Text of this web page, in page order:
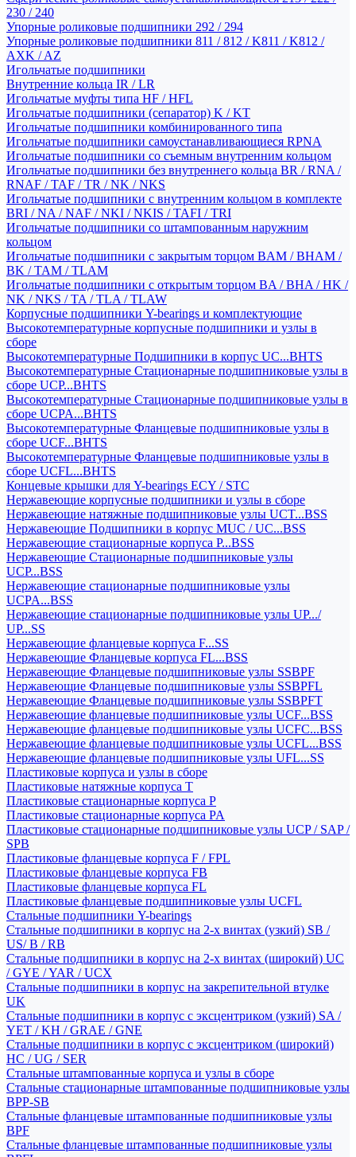
230 / 240
Упорные роликовые подшипники 292 / 294
Упорные роликовые подшипники 811 / 812 / K811 / K812 /
AXK / AZ
Игольчатые подшипники
Внутренние кольца IR / LR
Игольчатые муфты типа HF / HFL
Игольчатые подшипники (сепаратор) K / KT
Игольчатые подшипники комбинированного типа
Игольчатые подшипники самоустанавливающиеся RPNA
Игольчатые подшипники со съемным внутренним кольцом
Игольчатые подшипники без внутреннего кольца BR / RNA /
RNAF / TAF / TR / NK / NKS
Игольчатые подшипники с внутренним кольцом в комплекте
BRI / NA / NAF / NKI / NKIS / TAFI / TRI
Игольчатые подшипники со штампованным наружним
кольцом
Игольчатые подшипники с закрытым торцом BAM / BHAM /
BK / TAM / TLAM
Игольчатые подшипники с открытым торцом BA / BHA / HK /
NK / NKS / TA / TLA / TLAW
Корпусные подшипники Y-bearings и комплектующие
Высокотемпературные корпусные подшипники и узлы в
сборе
Высокотемпературные Подшипники в корпус UC...BHTS
Высокотемпературные Стационарные подшипниковые узлы в
сборе UCP...BHTS
Высокотемпературные Стационарные подшипниковые узлы в
сборе UCPA...BHTS
Высокотемпературные Фланцевые подшипниковые узлы в
сборе UCF...BHTS
Высокотемпературные Фланцевые подшипниковые узлы в
сборе UCFL...BHTS
Концевые крышки для Y-bearings ECY / STC
Нержавеющие корпусные подшипники и узлы в сборе
Нержавеющие натяжные подшипниковые узлы UCT...BSS
Нержавеющие Подшипники в корпус MUC / UC...BSS
Нержавеющие стационарные корпуса P...BSS
Нержавеющие Стационарные подшипниковые узлы
UCP...BSS
Нержавеющие стационарные подшипниковые узлы
UCPA...BSS
Нержавеющие стационарные подшипниковые узлы UP.../
UP...SS
Нержавеющие фланцевые корпуса F...SS
Нержавеющие Фланцевые корпуса FL...BSS
Нержавеющие Фланцевые подшипниковые узлы SSBPF
Нержавеющие Фланцевые подшипниковые узлы SSBPFL
Нержавеющие Фланцевые подшипниковые узлы SSBPFT
Нержавеющие фланцевые подшипниковые узлы UCF...BSS
Нержавеющие фланцевые подшипниковые узлы UCFC...BSS
Нержавеющие фланцевые подшипниковые узлы UCFL...BSS
Нержавеющие фланцевые подшипниковые узлы UFL...SS
Пластиковые корпуса и узлы в сборе
Пластиковые натяжные корпуса T
Пластиковые стационарные корпуса P
Пластиковые стационарные корпуса PA
Пластиковые стационарные подшипниковые узлы UCP / SAP /
SPB
Пластиковые фланцевые корпуса F / FPL
Пластиковые фланцевые корпуса FB
Пластиковые фланцевые корпуса FL
Пластиковые фланцевые подшипниковые узлы UCFL
Стальные подшипники Y-bearings
Стальные подшипники в корпус на 2-х винтах (узкий) SB /
US/ B / RB
Стальные подшипники в корпус на 2-х винтах (широкий) UC
/ GYE / YAR / UCX
Стальные подшипники в корпус на закрепительной втулке
UK
Стальные подшипники в корпус с эксцентриком (узкий) SA /
YET / KH / GRAE / GNE
Стальные подшипники в корпус с эксцентриком (широкий)
HC / UG / SER
Стальные штампованные корпуса и узлы в сборе
Стальные стационарные штампованные подшипниковые узлы
BPP-SB
Стальные фланцевые штампованные подшипниковые узлы
BPF
Стальные фланцевые штампованные подшипниковые узлы